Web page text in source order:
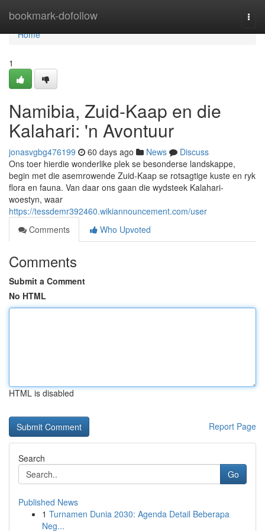
bookmark-dofollow
Home
Home
1
Namibia, Zuid-Kaap en die
Kalahari: 'n Avontuur
jonasvgbg476199 60 days ago News
Discuss
Ons toer hierdie wonderlike plek se besonderse landskappe,
begin met die asemrowende Zuid-Kaap se rotsagtige kuste en ryk
flora en fauna. Van daar ons gaan die wydsteek Kalahari-
woestyn, waar
https://tessdemr392460.wikiannouncement.com/user
Comments
Who Upvoted
Comments
Submit a Comment
No HTML
HTML is disabled
Report Page
Search
Go
Published News
1 Turnamen Dunia 2030: Agenda Detail Beberapa
Neg...